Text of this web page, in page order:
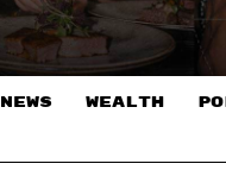
NEWS WEALTH